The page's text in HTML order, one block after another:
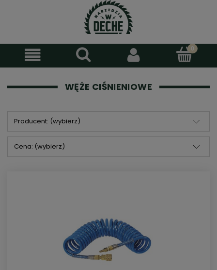
WĘŻE CIŚNIENIOWE
Producent: (wybierz)
Cena: (wybierz)